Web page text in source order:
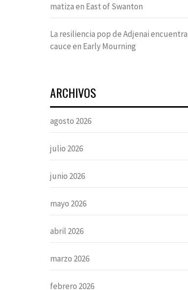
matiza en East of Swanton
La resiliencia pop de Adjenai encuentra
cauce en Early Mourning
ARCHIVOS
agosto 2026
julio 2026
junio 2026
mayo 2026
abril 2026
marzo 2026
febrero 2026